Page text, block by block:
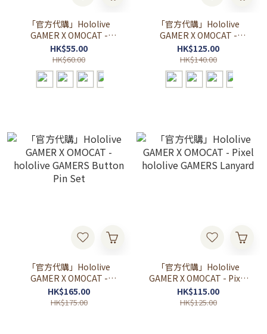
「官方代購」Hololive
GAMER X OMOCAT -
hololive GAMERS Vinyl
Stickers 貼紙
HK$55.00
HK$60.00
「官方代購」Hololive
GAMER X OMOCAT -
hololive GAMERS Vinyl
Decal 車身貼紙
HK$125.00
HK$140.00
「官方代購」Hololive
GAMER X OMOCAT -
hololive GAMERS Button
Pin Set
HK$165.00
HK$175.00
「官方代購」Hololive
GAMER X OMOCAT - Pixel
hololive GAMERS Lanyard
HK$115.00
HK$125.00